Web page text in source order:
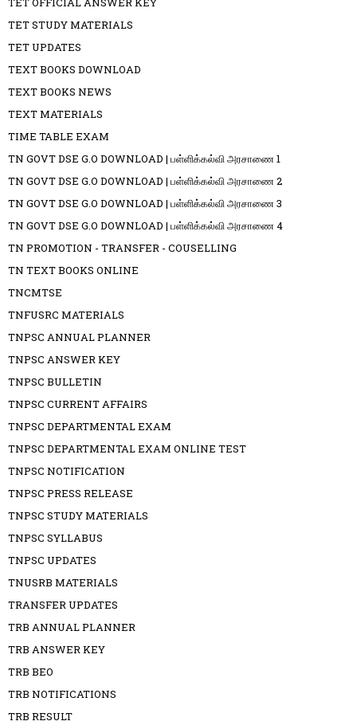
TET STUDY MATERIALS
TET UPDATES
TEXT BOOKS DOWNLOAD
TEXT BOOKS NEWS
TEXT MATERIALS
TIME TABLE EXAM
TN GOVT DSE G.O DOWNLOAD | பள்ளிக்கல்வி அரசாணை 1
TN GOVT DSE G.O DOWNLOAD | பள்ளிக்கல்வி அரசாணை 2
TN GOVT DSE G.O DOWNLOAD | பள்ளிக்கல்வி அரசாணை 3
TN GOVT DSE G.O DOWNLOAD | பள்ளிக்கல்வி அரசாணை 4
TN PROMOTION - TRANSFER - COUSELLING
TN TEXT BOOKS ONLINE
TNCMTSE
TNFUSRC MATERIALS
TNPSC ANNUAL PLANNER
TNPSC ANSWER KEY
TNPSC BULLETIN
TNPSC CURRENT AFFAIRS
TNPSC DEPARTMENTAL EXAM
TNPSC DEPARTMENTAL EXAM ONLINE TEST
TNPSC NOTIFICATION
TNPSC PRESS RELEASE
TNPSC STUDY MATERIALS
TNPSC SYLLABUS
TNPSC UPDATES
TNUSRB MATERIALS
TRANSFER UPDATES
TRB ANNUAL PLANNER
TRB ANSWER KEY
TRB BEO
TRB NOTIFICATIONS
TRB RESULT